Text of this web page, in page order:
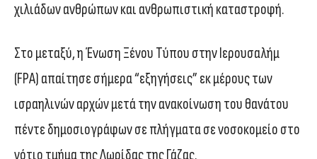
χιλιάδων ανθρώπων και ανθρωπιστική καταστροφή.
Στο μεταξύ, η Ένωση Ξένου Τύπου στην Ιερουσαλήμ
(FPA) απαίτησε σήμερα “εξηγήσεις” εκ μέρους των
ισραηλινών αρχών μετά την ανακοίνωση του θανάτου
πέντε δημοσιογράφων σε πλήγματα σε νοσοκομείο στο
νότιο τμήμα της Λωρίδας της Γάζας.